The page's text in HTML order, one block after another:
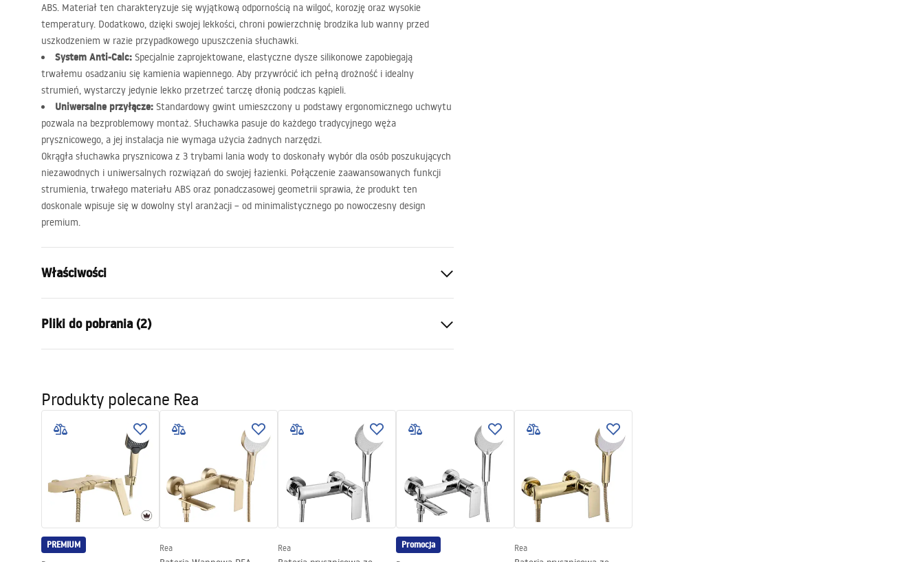
ABS. Materiał ten charakteryzuje się wyjątkową odpornością na wilgoć, korozję oraz wysokie
temperatury. Dodatkowo, dzięki swojej lekkości, chroni powierzchnię brodzika lub wanny przed
uszkodzeniem w razie przypadkowego upuszczenia słuchawki.
System Anti-Calc: Specjalnie zaprojektowane, elastyczne dysze silikonowe zapobiegają
trwałemu osadzaniu się kamienia wapiennego. Aby przywrócić ich pełną drożność i idealny
strumień, wystarczy jedynie lekko przetrzeć tarczę dłonią podczas kąpieli.
Uniwersalne przyłącze: Standardowy gwint umieszczony u podstawy ergonomicznego uchwytu
pozwala na bezproblemowy montaż. Słuchawka pasuje do każdego tradycyjnego węża
prysznicowego, a jej instalacja nie wymaga użycia żadnych narzędzi.
Okrągła słuchawka prysznicowa z 3 trybami lania wody to doskonały wybór dla osób poszukujących
niezawodnych i uniwersalnych rozwiązań do swojej łazienki. Połączenie zaawansowanych funkcji
strumienia, trwałego materiału ABS oraz ponadczasowej geometrii sprawia, że produkt ten
doskonale wpisuje się w dowolny styl aranżacji – od minimalistycznego po nowoczesny design
premium.
Właściwości
Materiał:
Sposób montażu:
Przykręcany
Wysokość (mm):
Pliki do pobrania (2)
Pielęgnacja.pdf
Produkty polecane Rea
PREMIUM Rea Rea Promocja Rea